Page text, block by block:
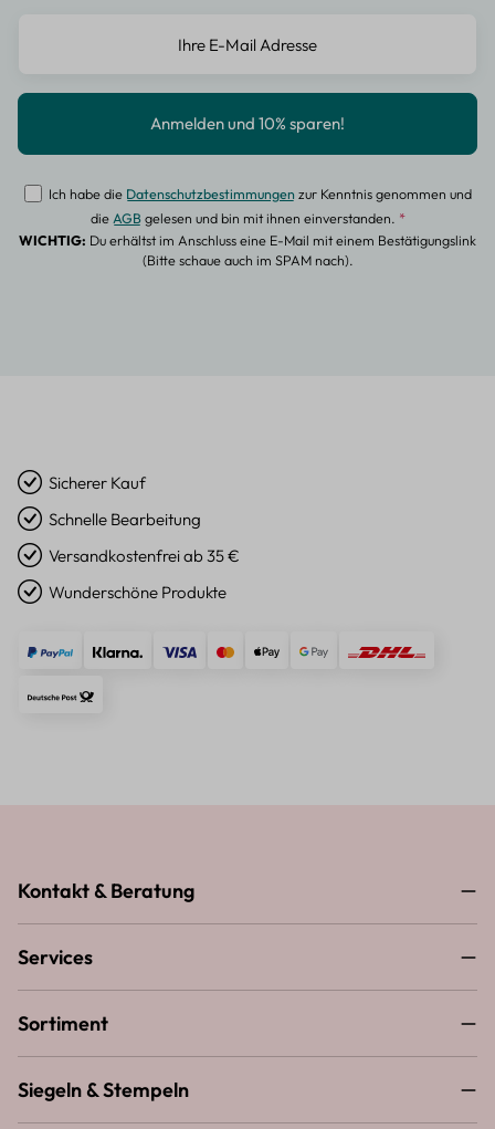
Ich habe die Datenschutzbestimmungenzur Kenntnis genommen und
dieAGBgelesen und bin mit ihnen einverstanden. *
WICHTIG: Du erhältst im Anschluss eine E-Mail mit einem Bestätigungslink
(Bitte schaue auch im SPAM nach).
Sicherer Kauf
Schnelle Bearbeitung
Versandkostenfrei ab 35 €
Wunderschöne Produkte
Kontakt & Beratung
Services
Sortiment
Siegeln & Stempeln